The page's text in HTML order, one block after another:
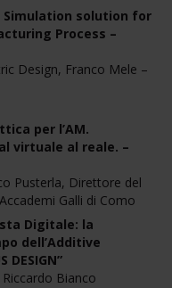
Simulation solution for
Process –
Design, Franco Mele –
per l’AM.
virtuale al reale. –
Pusterla, Direttore del
Galli di Como
Digitale: la
dell’Additive
DESIGN”
Bianco